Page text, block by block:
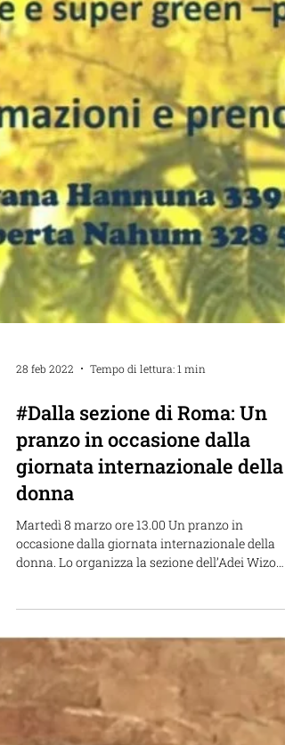
28 feb 2022 Tempo di lettura: 1 min
#Dalla sezione di Roma: Un
pranzo in occasione dalla
giornata internazionale della
donna
Martedì 8 marzo ore 13.00 Un pranzo in
occasione dalla giornata internazionale della